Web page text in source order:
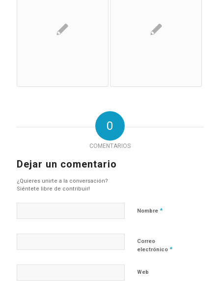
0
COMENTARIOS
Dejar un comentario
¿Quieres unirte a la conversación?
Siéntete libre de contribuir!
Nombre *
Correo
electrónico *
Web